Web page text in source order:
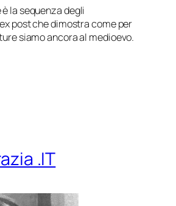
la sequenza degli
ex postche dimostra come per
siamo ancora al medioevo.
.IT